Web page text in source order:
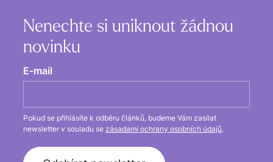
Nenechte si uniknout žádnou
novinku
E-mail
Pokud se přihlásíte k odběru článků, budeme Vám zasílat
newsletter v souladu sezásadami ochrany osobních údajů.